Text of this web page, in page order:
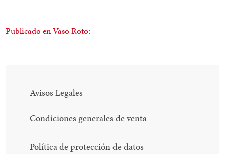
Publicado en Vaso Roto:
Avisos Legales
Condiciones generales de venta
Política de protección de datos